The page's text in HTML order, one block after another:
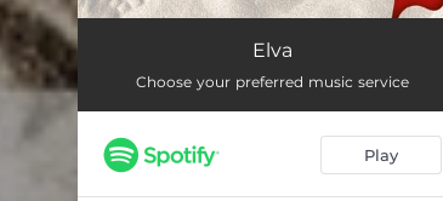
Amunêt Rehêma 6 01:30
Josef og Asenat 03:55
Elva
Choose your preferred music service
Play